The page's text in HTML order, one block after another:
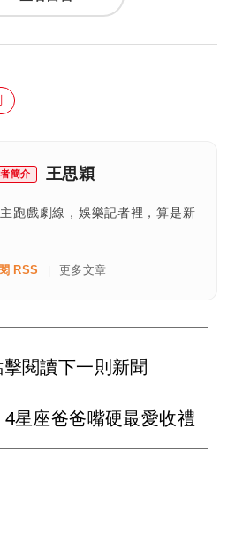
簡介 王思穎
跑戲劇線，娛樂記者裡，算是新
RSS | 更多文章
閱讀下一則新聞
星座爸爸嘴硬最愛收禮